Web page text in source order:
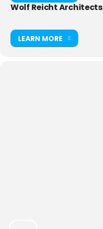
Wolf Reicht Architects
LEARN MORE